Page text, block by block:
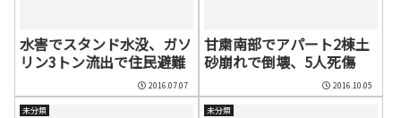
水害でスタンド水没、ガソ
リン3トン流出で住民避難
2016.07.07
甘粛南部でアパート2棟土
砂崩れで倒壊、5人死傷
2016.10.05
未分類 未分類